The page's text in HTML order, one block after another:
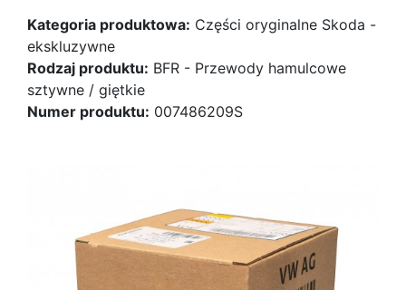
Kategoria produktowa: Części oryginalne Skoda -
ekskluzywne
Rodzaj produktu: BFR - Przewody hamulcowe
sztywne / giętkie
Numer produktu: 007486209S